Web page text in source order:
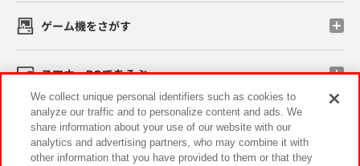
ゲーム機をさがす
スマホ・PCであそぶ
イベント・キャンペーン
We collect unique personal identifiers such as cookies to
analyze our traffic and to personalize content and ads. We
share information about your use of our website with our
analytics and advertising partners, who may combine it with
other information that you have provided to them or that they